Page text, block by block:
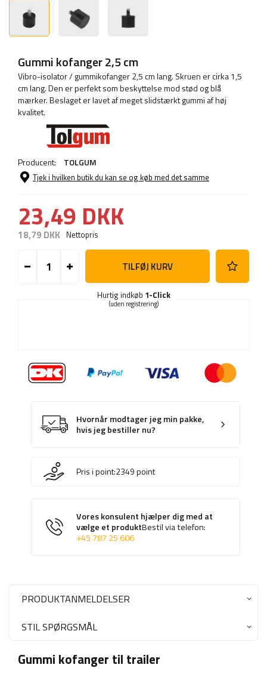
Gummi kofanger 2,5 cm
Vibro-isolator / gummikofanger 2,5 cm lang. Skruen er cirka 1,5
cm lang. Den er perfekt som beskyttelse mod stød og blå
mærker. Beslaget er lavet af meget slidstærkt gummi af høj
kvalitet.
Producent: TOLGUM
Tjek i hvilken butik du kan se og køb med det samme
23,49 DKK
18,79 DKK Nettopris
TILFØJ KURV
Hurtig indkøb 1-Click
(uden registrering)
Hvornår modtager jeg min pakke,
hvis jeg bestiller nu?
Pris i point:2349point
Vores konsulent hjælper dig med at
vælge et produktBestil via telefon:
+45 787 25 606
PRODUKTANMELDELSER
STIL SPØRGSMÅL
Gummi kofanger til trailer